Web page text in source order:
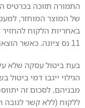
התמורה תזוכה
של המוצר המוחזר,
באחריות הלקוח
11 נס ציונה. כאשר הוצאות המשלוח למשרדינו חלות על הקונה.
בעת ביטול עסקה שלא
מבניהם, לסכום זה
ללקוח (ללא קשר לגובה